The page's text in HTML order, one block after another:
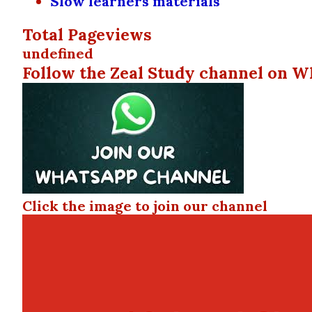
Total Pageviews
undefned
Follow the Zeal Study channel on
Click the image to join our channel